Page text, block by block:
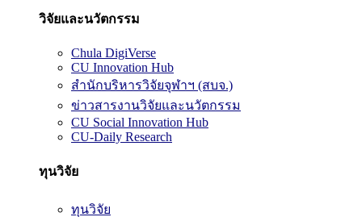
วิจัยและนวัตกรรม
Chula DigiVerse
CU Innovation Hub
สำนักบริหารวิจัยจุฬาฯ (สบจ.)
ข่าวสารงานวิจัยและนวัตกรรม
CU Social Innovation Hub
CU-Daily Research
ทุนวิจัย
ทุนวิจัย